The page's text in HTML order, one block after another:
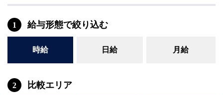
1 給与形態で絞り込む
時給 日給 月給
2 比較エリア
関内
横浜
本厚木
新横浜
武蔵小杉
橋本
関内・馬車道・日ノ出町
元住吉